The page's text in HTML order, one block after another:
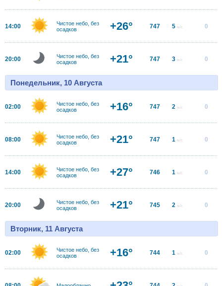
14:00
Чистое небо, без
осадков
+26° 747 5 м/с 0
20:00
Чистое небо, без
осадков
+21° 747 3 м/с 0
Понедельник, 10 Августа
02:00
Чистое небо, без
осадков
+16° 747 2 м/с 0
08:00
Чистое небо, без
осадков
+21° 747 1 м/с 0
14:00
Чистое небо, без
осадков
+27° 746 1 м/с 0
20:00
Чистое небо, без
осадков
+21° 745 2 м/с 0
Вторник, 11 Августа
02:00
Чистое небо, без
осадков
+16° 744 1 м/с 0